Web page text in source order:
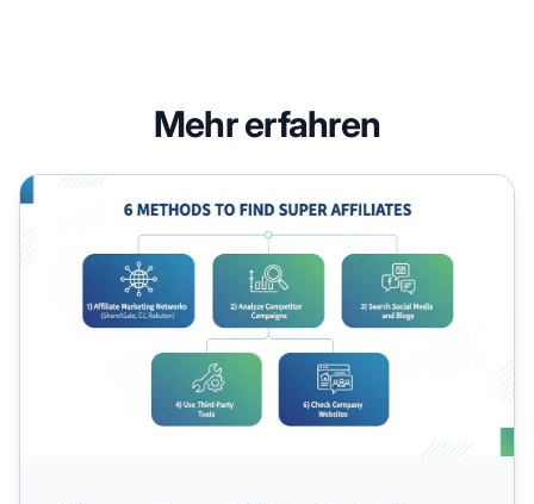
Mehr erfahren
Wie man Super-Affiliates findet: Der komplette Leitfaden